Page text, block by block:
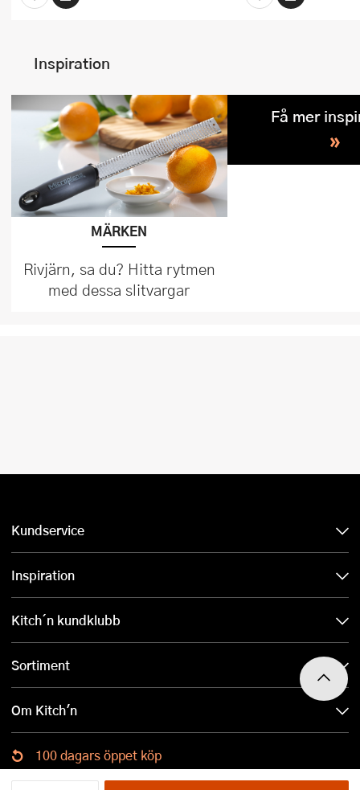
Inspiration
MÄRKEN
Rivjärn, sa du? Hitta rytmen
med dessa slitvargar
Få mer
»
Kundservice
Inspiration
Kitch´n kundklubb
Sortiment
Om Kitch'n
100 dagars öppet köp
Ladda ned Kitch´n-appen